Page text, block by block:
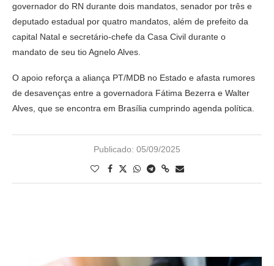
governador do RN durante dois mandatos, senador por três e
deputado estadual por quatro mandatos, além de prefeito da
capital Natal e secretário-chefe da Casa Civil durante o
mandato de seu tio Agnelo Alves.
O apoio reforça a aliança PT/MDB no Estado e afasta rumores
de desavenças entre a governadora Fátima Bezerra e Walter
Alves, que se encontra em Brasília cumprindo agenda política.
Publicado: 05/09/2025